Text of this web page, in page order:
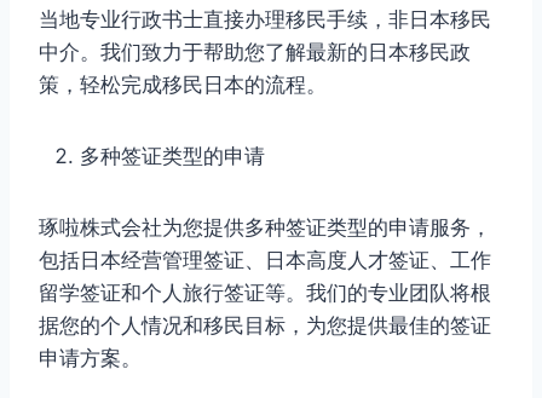
当地专业行政书士直接办理移民手续，非日本移民
中介。我们致力于帮助您了解最新的日本移民政
策，轻松完成移民日本的流程。
多种签证类型的申请
琢啦株式会社为您提供多种签证类型的申请服务，
包括日本经营管理签证、日本高度人才签证、工作
留学签证和个人旅行签证等。我们的专业团队将根
据您的个人情况和移民目标，为您提供最佳的签证
申请方案。